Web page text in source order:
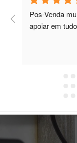
Pos-Venda
apoiar em